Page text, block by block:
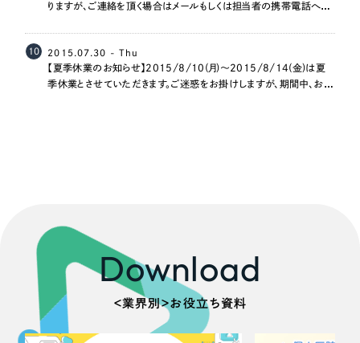
お客様インタビュー
りますが、ご連絡を頂く場合はメールもしくは担当者の携帯電話への
10 2015.07.30 - Thu
【夏季休業のお知らせ】2015/8/10(月)～2015/8/14(金)は夏
季休業とさせていただきます。ご迷惑をお掛けしますが、期間中、お急
Download
＜業界別＞お役立ち資料